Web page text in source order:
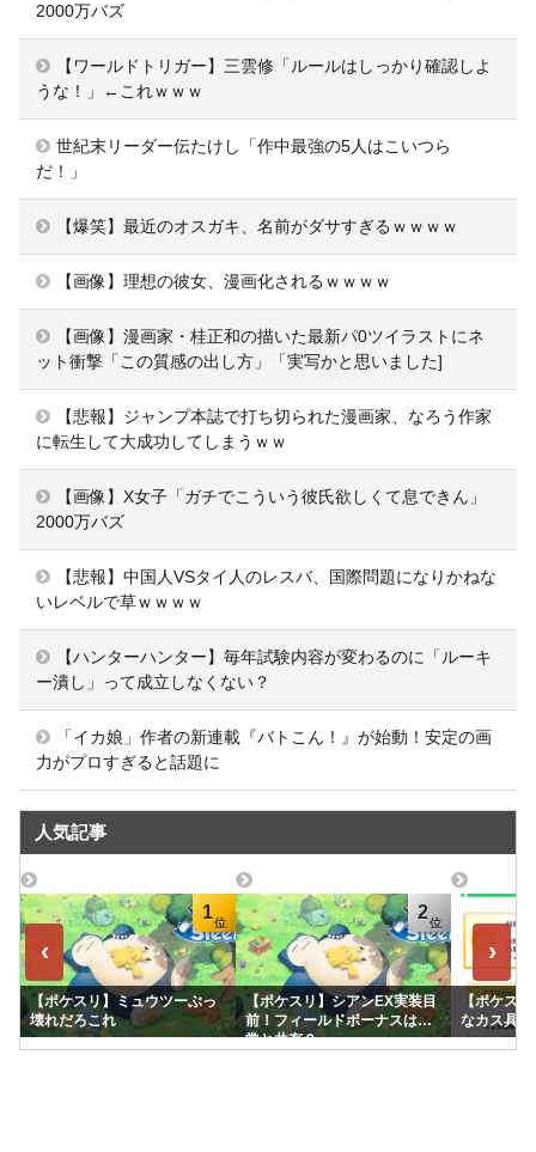
2000万バズ
【ワールドトリガー】三雲修「ルールはしっかり確認しよ
うな！」←これｗｗｗ
世紀末リーダー伝たけし「作中最強の5人はこいつら
だ！」
【爆笑】最近のオスガキ、名前がダサすぎるｗｗｗｗ
【画像】理想の彼女、漫画化されるｗｗｗｗ
【画像】漫画家・桂正和の描いた最新パ0ツイラストにネ
ット衝撃「この質感の出し方」「実写かと思いました]
【悲報】ジャンプ本誌で打ち切られた漫画家、なろう作家
に転生して大成功してしまうｗｗ
【画像】X女子「ガチでこういう彼氏欲しくて息できん」
2000万バズ
【悲報】中国人VSタイ人のレスバ、国際問題になりかねな
いレベルで草ｗｗｗｗ
【ハンターハンター】毎年試験内容が変わるのに「ルーキ
ー潰し」って成立しなくない？
「イカ娘」作者の新連載『バトこん！』が始動！安定の画
力がプロすぎると話題に
人気記事
‹
1
【ポケスリ】ミュウツーぶっ
壊れだろこれ
2
【ポケスリ】シアンEX実装目
前！フィールドボーナスは通
常と共有？
【ポケス
なカス具合
›